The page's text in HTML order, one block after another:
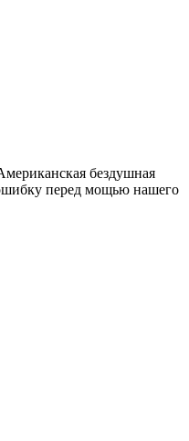
бездушная
перед мощью нашего